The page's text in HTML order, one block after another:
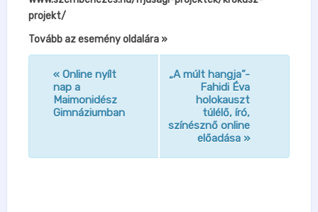
projekt/
Tovább az esemény oldalára »
« Online nyílt
nap a
Maimonidész
Gimnáziumban
„A múlt hangja”-
Fahidi Éva
holokauszt
túlélő, író,
színésznő online
előadása »